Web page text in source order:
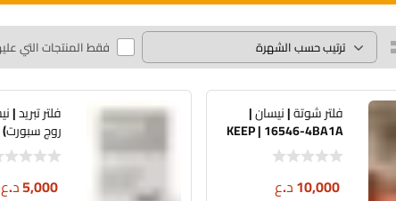
فقط المنتجات التي
فلتر شوتة | نيسان |
KEEP | 16546-4BA1A
10,000د.ع
فلتر تبريد |
4BU0A
5,000د.ع